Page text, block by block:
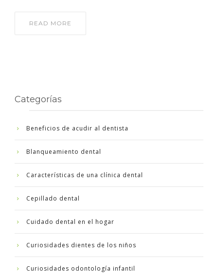
READ MORE
Categorías
Beneficios de acudir al dentista
Blanqueamiento dental
Características de una clínica dental
Cepillado dental
Cuidado dental en el hogar
Curiosidades dientes de los niños
Curiosidades odontología infantil